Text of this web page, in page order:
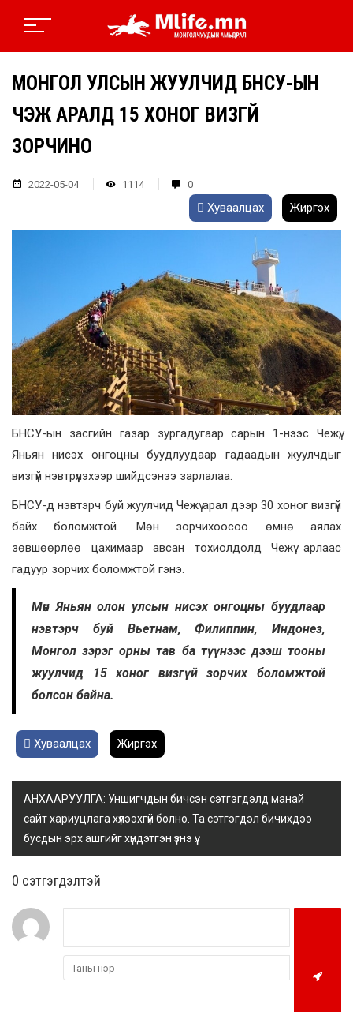
МОНГОЛ УЛСЫН ЖУУЛЧИД БНСУ-ЫН
ЧЭЖҮ АРАЛД 15 ХОНОГ ВИЗГҮЙ
ЗОРЧИНО
2022-05-04 1114 0
Хуваалцах Жиргэх
БНСУ-ын засгийн газар зургадугаар сарын 1-нээс Чежү,
Яньян нисэх онгоцны буудлуудаар гадаадын жуулчдыг
визгүй нэвтрүүлэхээр шийдсэнээ зарлалаа.
БНСУ-д нэвтэрч буй жуулчид Чежү арал дээр 30 хоног визгүй
байх боломжтой. Мөн зорчихоосоо өмнө аялах
зөвшөөрлөө цахимаар авсан тохиолдолд Чежү арлаас
гадуур зорчих боломжтой гэнэ.
Мөн Яньян олон улсын нисэх онгоцны буудлаар
нэвтэрч буй Вьетнам, Филиппин, Индонез,
Монгол зэрэг орны тав ба түүнээс дээш тооны
жуулчид 15 хоног визгүй зорчих боломжтой
болсон байна.
Хуваалцах Жиргэх
АНХААРУУЛГА: Уншигчдын бичсэн сэтгэгдэлд манай
сайт хариуцлага хүлээхгүй болно. Та сэтгэгдэл бичихдээ
бусдын эрх ашгийг хүндэтгэн үзнэ үү.
0 cэтгэгдэлтэй